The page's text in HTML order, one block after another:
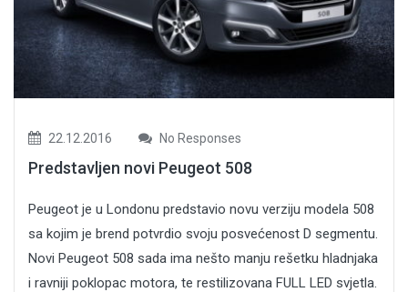
22.12.2016 No Responses
Predstavljen novi Peugeot 508
Peugeot je u Londonu predstavio novu verziju modela 508
sa kojim je brend potvrdio svoju posvećenost D segmentu.
Novi Peugeot 508 sada ima nešto manju rešetku hladnjaka
i ravniji poklopac motora, te restilizovana FULL LED svjetla.